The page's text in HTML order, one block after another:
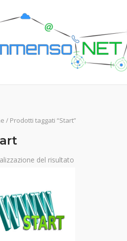
/ Prodotti taggati “Start”
del risultato